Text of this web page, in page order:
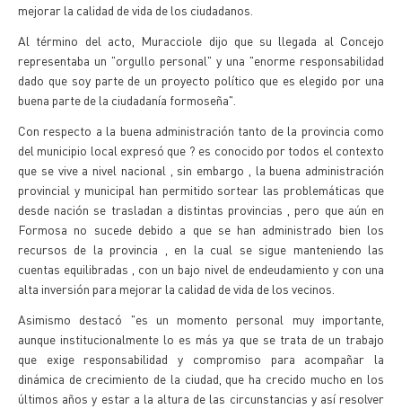
mejorar la calidad de vida de los ciudadanos.
Al término del acto, Muracciole dijo que su llegada al Concejo
representaba un "orgullo personal" y una "enorme responsabilidad
dado que soy parte de un proyecto político que es elegido por una
buena parte de la ciudadanía formoseña".
Con respecto a la buena administración tanto de la provincia como
del municipio local expresó que ? es conocido por todos el contexto
que se vive a nivel nacional , sin embargo , la buena administración
provincial y municipal han permitido sortear las problemáticas que
desde nación se trasladan a distintas provincias , pero que aún en
Formosa no sucede debido a que se han administrado bien los
recursos de la provincia , en la cual se sigue manteniendo las
cuentas equilibradas , con un bajo nivel de endeudamiento y con una
alta inversión para mejorar la calidad de vida de los vecinos.
Asimismo destacó "es un momento personal muy importante,
aunque institucionalmente lo es más ya que se trata de un trabajo
que exige responsabilidad y compromiso para acompañar la
dinámica de crecimiento de la ciudad, que ha crecido mucho en los
últimos años y estar a la altura de las circunstancias y así resolver